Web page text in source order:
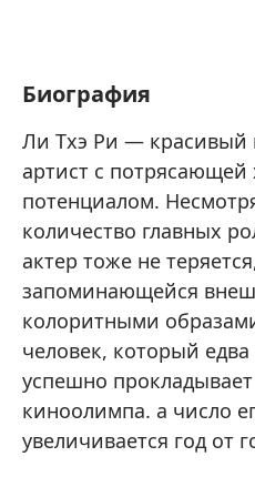
Биография
Ли Тхэ Ри — красивый
артист с
потенциалом.
количество главных
актер тоже не
запоминающейся
колоритными
человек, который
успешно
киноолимпа. а число
увеличивается год от